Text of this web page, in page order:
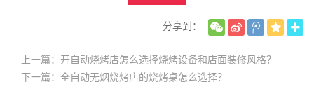
分享到：
上一篇：开自动烧烤店怎么选择烧烤设备和店面装修风格？
下一篇：全自动无烟烧烤店的烧烤桌怎么选择？